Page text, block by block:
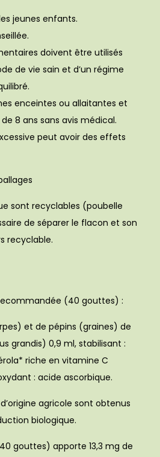
jeunes enfants.
doivent être utilisés
de vie sain et d’un régime
enceintes ou allaitantes et
8 ans sans avis médical.
peut avoir des effets
sont recyclables (poubelle
de séparer le flacon et son
recyclable.
(40 gouttes) :
et de pépins (graines) de
grandis) 0,9 ml, stabilisant :
riche en vitamine C
: acide ascorbique.
agricole sont obtenus
biologique.
gouttes) apporte 13,3 mg de